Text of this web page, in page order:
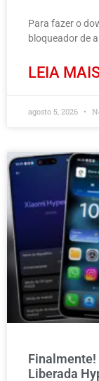
Para fazer o
bloqueador de
LEIA
agosto 5, 2026
Finalmente!
Liberada